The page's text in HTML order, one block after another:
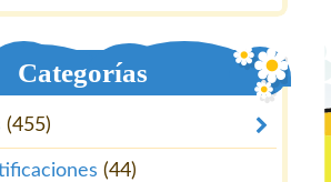
Categorías
(455)
(44)